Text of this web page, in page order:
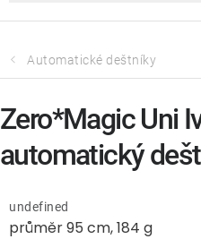
Lavice a houpačky
Lehátka
Automatické deštníky
průměr 95 cm, 184 g
undefined
Zero*Magic Uni
automatický